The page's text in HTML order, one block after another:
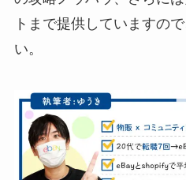
トまで提供していますの
い。